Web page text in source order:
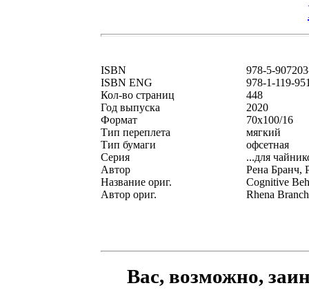
ISBN
978-5-
ISBN ENG
978-1-119-
Кол-во страниц
448
Год выпуска
2020
Формат
70x100/16
Тип переплета
мягкий
Тип бумаги
офсетная
Серия
...для
Автор
Рена Бранч,
Название ориг.
Cognitive
Автор ориг.
Rhena
Вас, возможно,